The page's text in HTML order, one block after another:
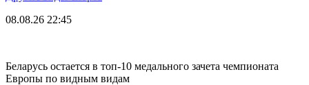
08.08.26 22:45
Беларусь остается в топ-10 медального зачета чемпионата
Европы по видным видам